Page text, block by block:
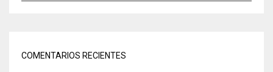
COMENTARIOS RECIENTES